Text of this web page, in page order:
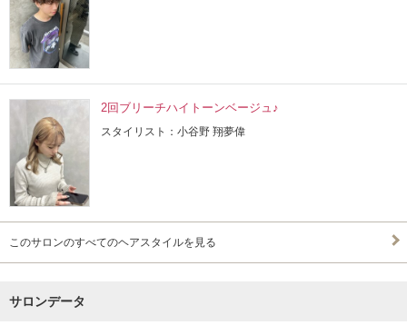
2回ブリーチハイトーンベージュ♪
スタイリスト：小谷野 翔夢偉
このサロンのすべてのヘアスタイルを見る
サロンデータ